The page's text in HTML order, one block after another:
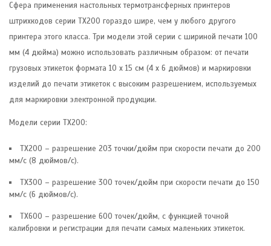
Сфера применения настольных термотрансферных принтеров
штрихкодов серии TX200 гораздо шире, чем у любого другого
принтера этого класса. Три модели этой серии с шириной печати 100
мм (4 дюйма) можно использовать различным образом: от печати
грузовых этикеток формата 10 x 15 см (4 x 6 дюймов) и маркировки
изделий до печати этикеток с высоким разрешением, используемых
для маркировки электронной продукции.
Модели серии TX200:
TX200 – разрешение 203 точки/дюйм при скорости печати до 200
мм/с (8 дюймов/с).
TX300 – разрешение 300 точек/дюйм при скорости печати до 150
мм/с (6 дюймов/с).
TX600 – разрешение 600 точек/дюйм, с функцией точной
калибровки и регистрации для печати самых маленьких этикеток.